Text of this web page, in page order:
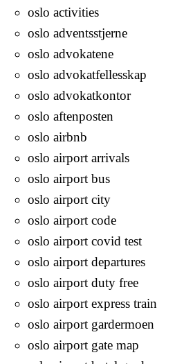
oslo activities
oslo adventsstjerne
oslo advokatene
oslo advokatfellesskap
oslo advokatkontor
oslo aftenposten
oslo airbnb
oslo airport arrivals
oslo airport bus
oslo airport city
oslo airport code
oslo airport covid test
oslo airport departures
oslo airport duty free
oslo airport express train
oslo airport gardermoen
oslo airport gate map